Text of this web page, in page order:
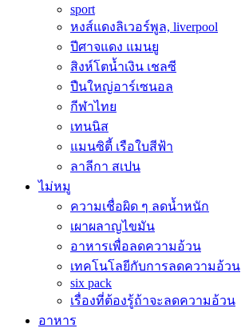
sport
หงส์แดงลิเวอร์พูล, liverpool
ปีศาจแดง แมนยู
สิงห์โตน้ำเงิน เชลซี
ปืนใหญ่อาร์เซนอล
กีฬาไทย
เทนนิส
แมนซิตี้ เรือใบสีฟ้า
ลาลีกา สเปน
ไม่หมู
ความเชื่อผิด ๆ ลดน้ำหนัก
เผาผลาญไขมัน
อาหารเพื่อลดความอ้วน
เทคโนโลยีกับการลดความอ้วน
six pack
เรื่องที่ต้องรู้ถ้าจะลดความอ้วน
อาหาร